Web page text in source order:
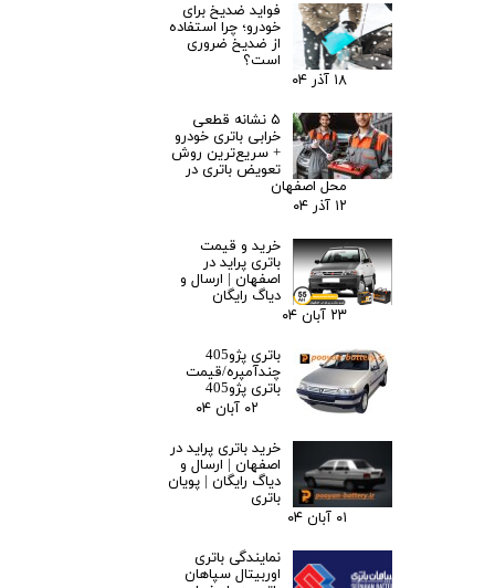
فواید ضدیخ برای
خودرو؛ چرا استفاده
از ضدیخ ضروری
است؟
۱۸ آذر ۰۴
۵ نشانه قطعی
خرابی باتری خودرو
+ سریع‌ترین روش
تعویض باتری در
محل اصفهان
۱۲ آذر ۰۴
خرید و قیمت
باتری پراید در
اصفهان | ارسال و
دیاگ رایگان
۲۳ آبان ۰۴
باتری پژو405
چندآمپره/قیمت
باتری پژو405
۰۲ آبان ۰۴
خرید باتری پراید در
اصفهان | ارسال و
دیاگ رایگان | پویان
باتری
۰۱ آبان ۰۴
نمایندگی باتری
اوربیتال سپاهان